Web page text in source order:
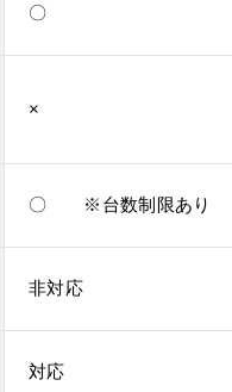
〇
×
〇 ※台数制限あり
非対応
対応